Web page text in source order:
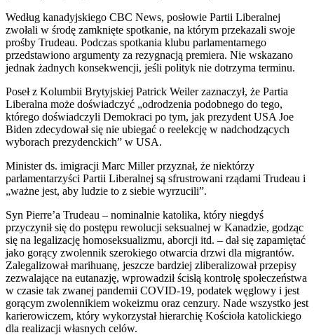
Według kanadyjskiego CBC News, posłowie Partii Liberalnej
zwołali w środę zamknięte spotkanie, na którym przekazali swoje
prośby Trudeau. Podczas spotkania klubu parlamentarnego
przedstawiono argumenty za rezygnacją premiera. Nie wskazano
jednak żadnych konsekwencji, jeśli polityk nie dotrzyma terminu.
Poseł z Kolumbii Brytyjskiej Patrick Weiler zaznaczył, że Partia
Liberalna może doświadczyć „odrodzenia podobnego do tego,
którego doświadczyli Demokraci po tym, jak prezydent USA Joe
Biden zdecydował się nie ubiegać o reelekcję w nadchodzących
wyborach prezydenckich” w USA.
Minister ds. imigracji Marc Miller przyznał, że niektórzy
parlamentarzyści Partii Liberalnej są sfrustrowani rządami Trudeau i
„ważne jest, aby ludzie to z siebie wyrzucili”.
Syn Pierre’a Trudeau – nominalnie katolika, który niegdyś
przyczynił się do postępu rewolucji seksualnej w Kanadzie, godząc
się na legalizację homoseksualizmu, aborcji itd. – dał się zapamiętać
jako gorący zwolennik szerokiego otwarcia drzwi dla migrantów.
Zalegalizował marihuanę, jeszcze bardziej zliberalizował przepisy
zezwalające na eutanazję, wprowadził ścisłą kontrolę społeczeństwa
w czasie tak zwanej pandemii COVID-19, podatek węglowy i jest
gorącym zwolennikiem wokeizmu oraz cenzury. Nade wszystko jest
karierowiczem, który wykorzystał hierarchię Kościoła katolickiego
dla realizacji własnych celów.